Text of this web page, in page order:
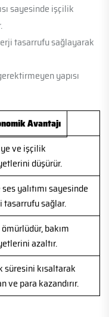
sayesinde işçilik
tasarrufu sağlayarak
yapısı
Avantajı
ve işçilik
düşürür.
ses yalıtımı sayesinde
tasarrufu sağlar.
bakım
azaltır.
süresini kısaltarak
ve para kazandırır.